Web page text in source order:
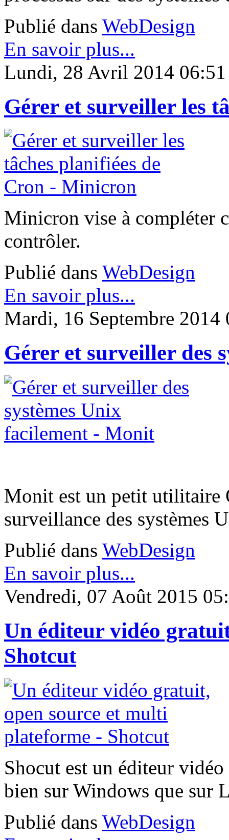
Publié dans WebDesign
En savoir plus...
Lundi, 28 Avril 2014 06:51
Gérer et surveiller les
Minicron vise à compléter
contrôler.
Publié dans WebDesign
En savoir plus...
Mardi, 16 Septembre 2014
Gérer et surveiller des
Monit est un petit utilitaire
surveillance des systèmes
Publié dans WebDesign
En savoir plus...
Vendredi, 07 Août 2015
Un éditeur vidéo
Shotcut
Shocut est un éditeur
bien sur Windows que sur
Publié dans WebDesign